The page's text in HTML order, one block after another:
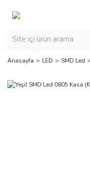
Anasayfa LED SMD Led